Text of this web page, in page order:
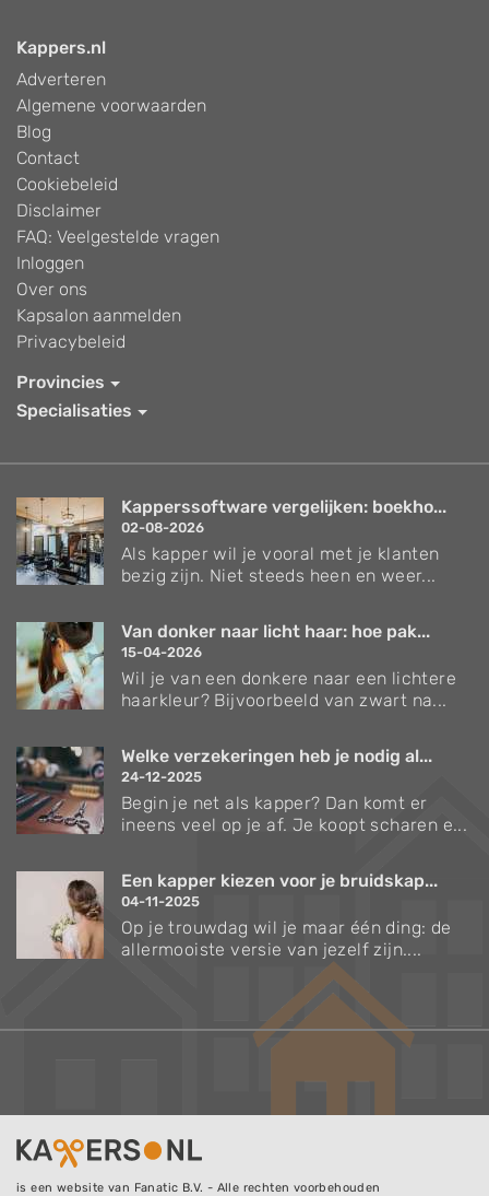
Kappers.nl
Adverteren
Algemene voorwaarden
Blog
Contact
Cookiebeleid
Disclaimer
FAQ: Veelgestelde vragen
Inloggen
Over ons
Kapsalon aanmelden
Privacybeleid
Provincies
Specialisaties
Kapperssoftware vergelijken: boekho...
02-08-2026
Als kapper wil je vooral met je klanten
bezig zijn. Niet steeds heen en weer...
Van donker naar licht haar: hoe pak...
15-04-2026
Wil je van een donkere naar een lichtere
haarkleur? Bijvoorbeeld van zwart na...
Welke verzekeringen heb je nodig al...
24-12-2025
Begin je net als kapper? Dan komt er
ineens veel op je af. Je koopt scharen e...
Een kapper kiezen voor je bruidskap...
04-11-2025
Op je trouwdag wil je maar één ding: de
allermooiste versie van jezelf zijn....
is een website van Fanatic B.V. - Alle rechten voorbehouden